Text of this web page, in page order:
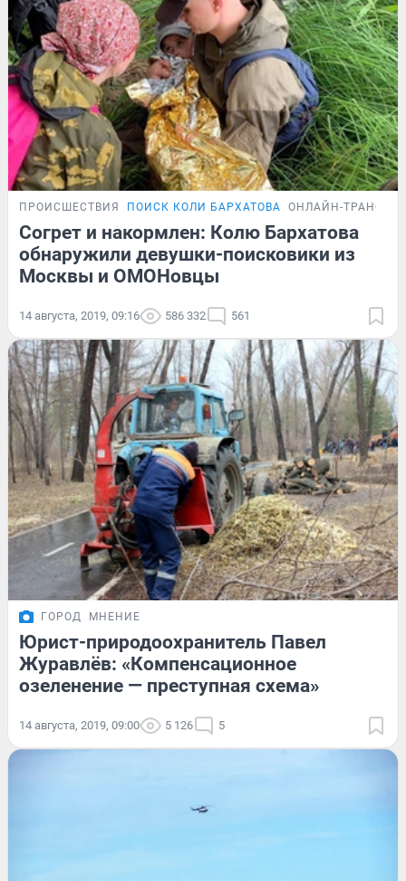
ПРОИСШЕСТВИЯ ПОИСК КОЛИ БАРХАТОВА ОНЛАЙН-
Согрет и накормлен: Колю Бархатова
обнаружили девушки-поисковики из
Москвы и ОМОНовцы
14 августа, 2019, 09:16 586 332 561
ГОРОД МНЕНИЕ
Юрист-природоохранитель Павел
Журавлёв: «Компенсационное
озеленение — преступная схема»
14 августа, 2019, 09:00 5 126 5